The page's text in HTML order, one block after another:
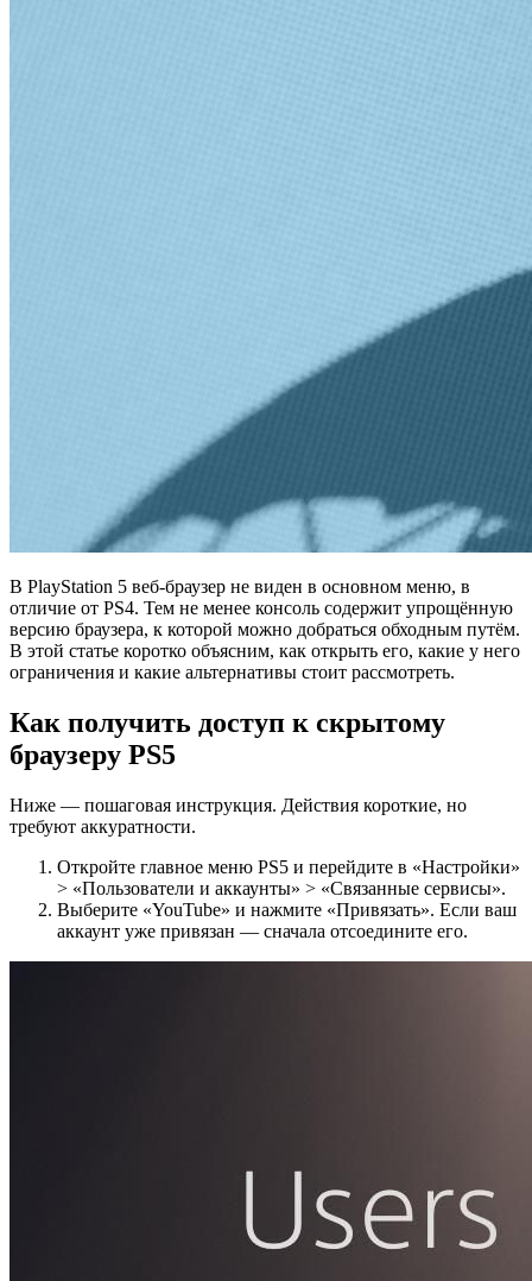
В PlayStation 5 веб‑браузер не виден в основном меню, в
отличие от PS4. Тем не менее консоль содержит упрощённую
версию браузера, к которой можно добраться обходным путём.
В этой статье коротко объясним, как открыть его, какие у него
ограничения и какие альтернативы стоит рассмотреть.
Как получить доступ к скрытому
браузеру PS5
Ниже — пошаговая инструкция. Действия короткие, но
требуют аккуратности.
Откройте главное меню PS5 и перейдите в «Настройки»
> «Пользователи и аккаунты» > «Связанные сервисы».
Выберите «YouTube» и нажмите «Привязать». Если ваш
аккаунт уже привязан — сначала отсоедините его.